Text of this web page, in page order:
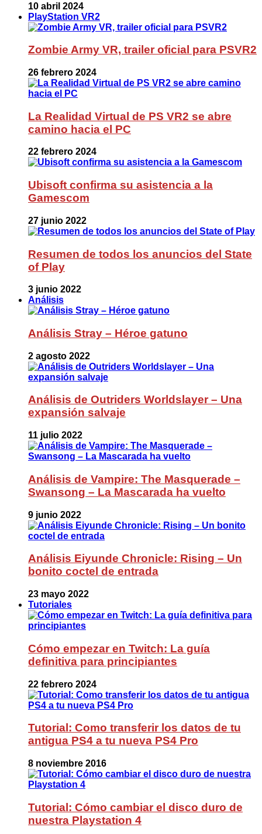
10 abril 2024
PlayStation VR2
Zombie Army VR, trailer oficial para PSVR2
26 febrero 2024
La Realidad Virtual de PS VR2 se abre
camino hacia el PC
22 febrero 2024
Ubisoft confirma su asistencia a la
Gamescom
27 junio 2022
Resumen de todos los anuncios del State
of Play
3 junio 2022
Análisis
Análisis Stray – Héroe gatuno
2 agosto 2022
Análisis de Outriders Worldslayer – Una
expansión salvaje
11 julio 2022
Análisis de Vampire: The Masquerade –
Swansong – La Mascarada ha vuelto
9 junio 2022
Análisis Eiyunde Chronicle: Rising – Un
bonito coctel de entrada
23 mayo 2022
Tutoriales
Cómo empezar en Twitch: La guía
definitiva para principiantes
22 febrero 2024
Tutorial: Como transferir los datos de tu
antigua PS4 a tu nueva PS4 Pro
8 noviembre 2016
Tutorial: Cómo cambiar el disco duro de
nuestra Playstation 4